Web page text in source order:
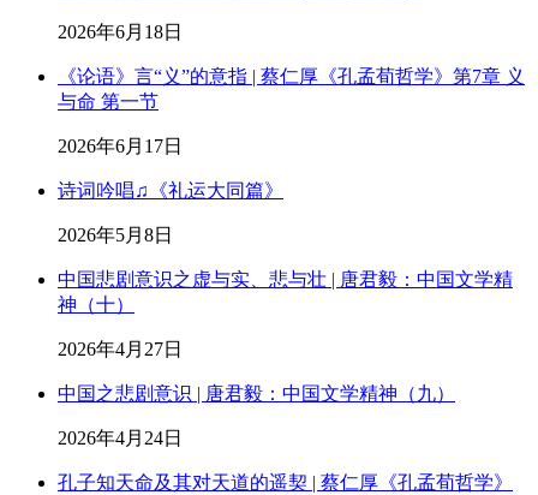
2026年6月18日
《论语》言“义”的意指 | 蔡仁厚《孔孟荀哲学》第7章 义
与命 第一节
2026年6月17日
诗词吟唱♫《礼运大同篇》
2026年5月8日
中国悲剧意识之虚与实、悲与壮 | 唐君毅：中国文学精
神（十）
2026年4月27日
中国之悲剧意识 | 唐君毅：中国文学精神（九）
2026年4月24日
孔子知天命及其对天道的遥契 | 蔡仁厚《孔孟荀哲学》